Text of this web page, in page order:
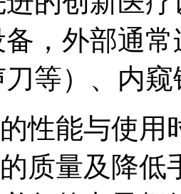
，外部通
等）、内
性能与使用
质量及降